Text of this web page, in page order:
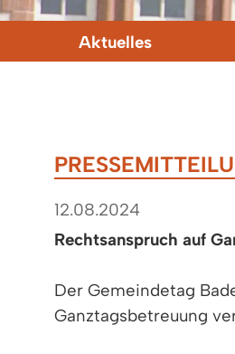
Aktuelles
12.08.2024
Rechtsanspruch auf
Der Gemeindetag
Ganztagsbetreuung